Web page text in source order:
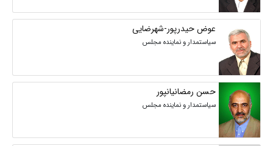
عوض حیدرپور-شهرضایی
سیاستمدار و نماینده مجلس
حسن رمضانیانپور
سیاستمدار و نماینده مجلس